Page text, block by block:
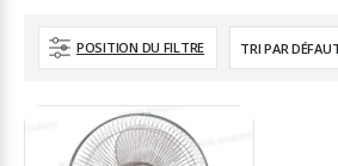
POSITION DU FILTRE